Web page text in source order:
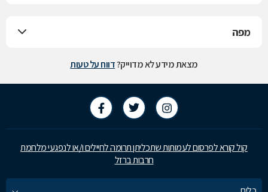
מפה
מצאת מידע לא מדוייק?דווח על טעות
קול קורא לפרסום לעמותות שתכליתן תרומה לחיילים ו/או לנפגעי מלחמת
חרבות ברזל